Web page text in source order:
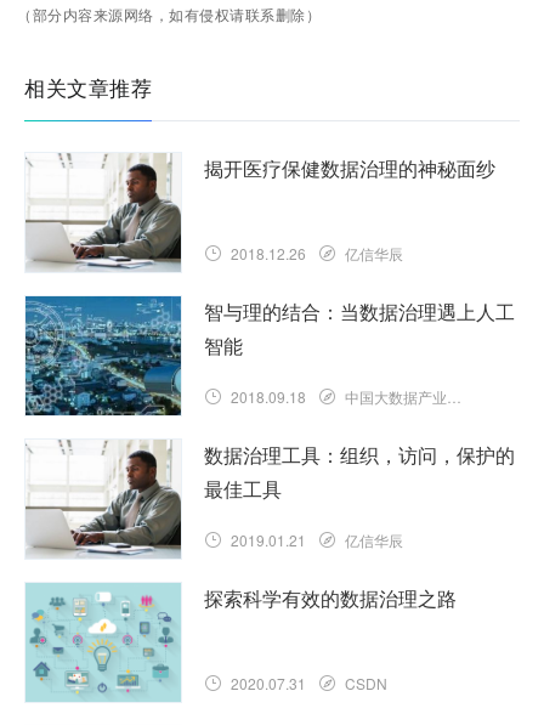
（部分内容来源网络，如有侵权请联系删除）
相关文章推荐
揭开医疗保健数据治理的神秘面纱
2018.12.26 亿信华辰
智与理的结合：当数据治理遇上人工
智能
2018.09.18 中国大数据产业观察网
数据治理工具：组织，访问，保护的
最佳工具
2019.01.21 亿信华辰
探索科学有效的数据治理之路
2020.07.31 CSDN